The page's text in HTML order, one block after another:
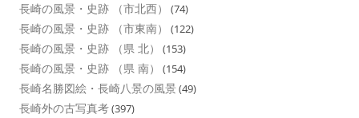
長崎の風景・史跡 （市北西） (74)
長崎の風景・史跡 （市東南） (122)
長崎の風景・史跡 （県 北） (153)
長崎の風景・史跡 （県 南） (154)
長崎名勝図絵・長崎八景の風景 (49)
長崎外の古写真考(397)